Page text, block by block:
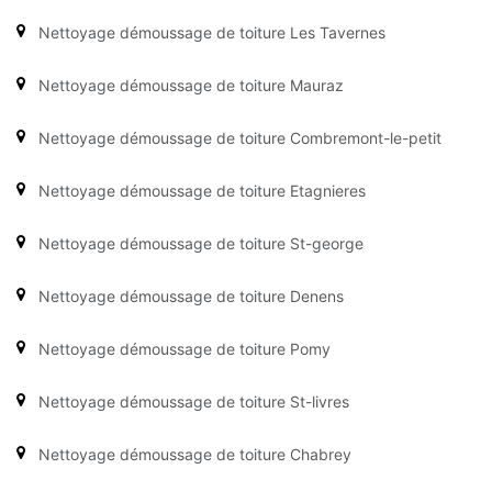
Nettoyage démoussage de toiture Les Tavernes
Nettoyage démoussage de toiture Mauraz
Nettoyage démoussage de toiture Combremont-le-petit
Nettoyage démoussage de toiture Etagnieres
Nettoyage démoussage de toiture St-george
Nettoyage démoussage de toiture Denens
Nettoyage démoussage de toiture Pomy
Nettoyage démoussage de toiture St-livres
Nettoyage démoussage de toiture Chabrey